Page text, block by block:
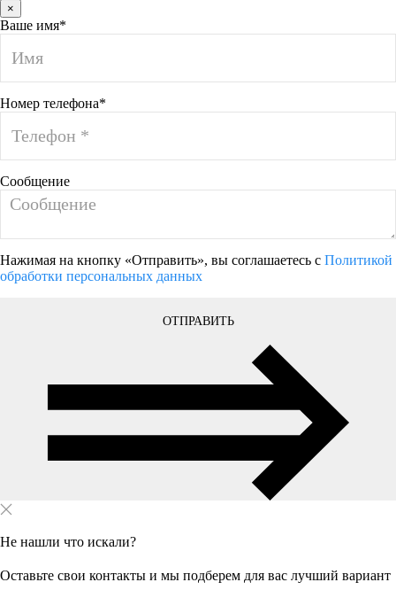
×
Ваше имя*
Номер телефона*
Сообщение
Нажимая на кнопку «Отправить», вы соглашаетесь с Политикой
обработки персональных данных
ОТПРАВИТЬ
Не нашли что искали?
Оставьте свои контакты и мы подберем для вас лучший вариант